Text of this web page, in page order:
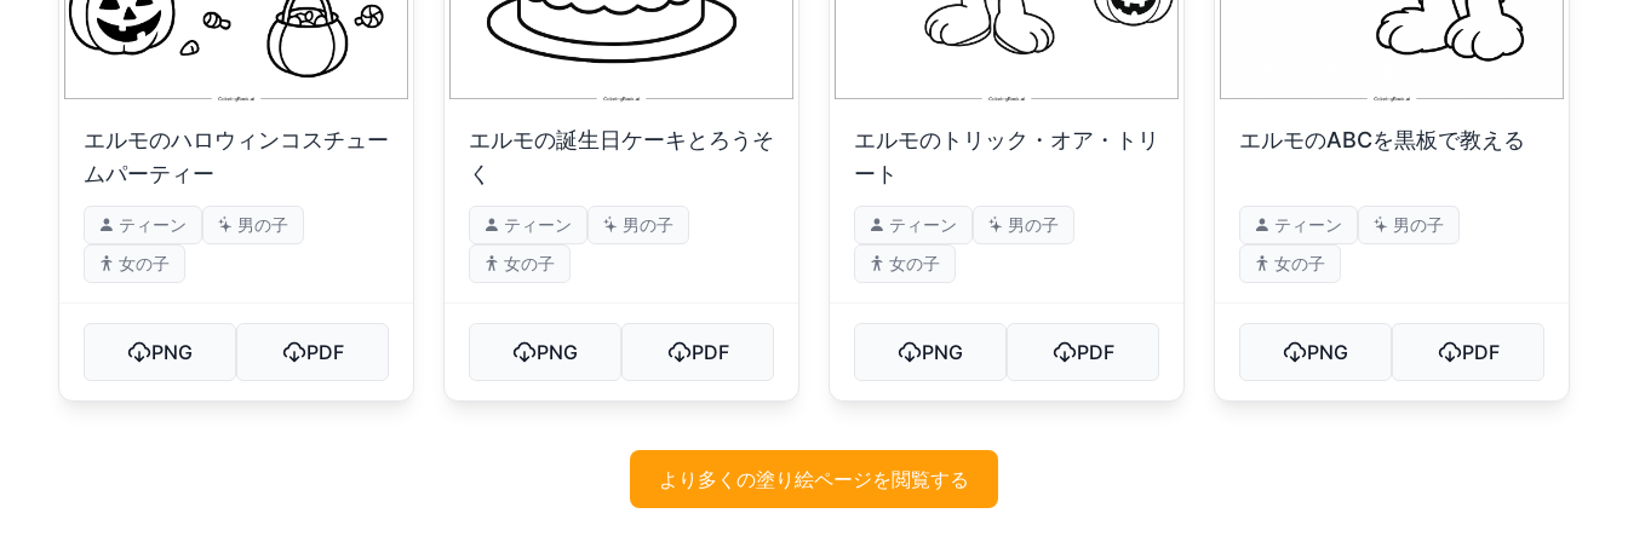
エルモのハロウィンコスチュー
ムパーティー
ティーン
男の子
女の子
PNG PDF
エルモの誕生日ケーキとろうそ
く
ティーン
男の子
女の子
PNG PDF
エルモのトリック・オア・トリ
ート
ティーン
男の子
女の子
PNG PDF
エルモのABCを黒板で教える
ティーン
男の子
女の子
PNG PDF
より多くの塗り絵ページを閲覧する